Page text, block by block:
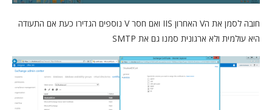
חובה לסמן את הV האחרון IIS ואם חסר V נוספים הגדירו כעת אם התעודה
היא עולמית ולא ארגונית סמנו גם את SMTP